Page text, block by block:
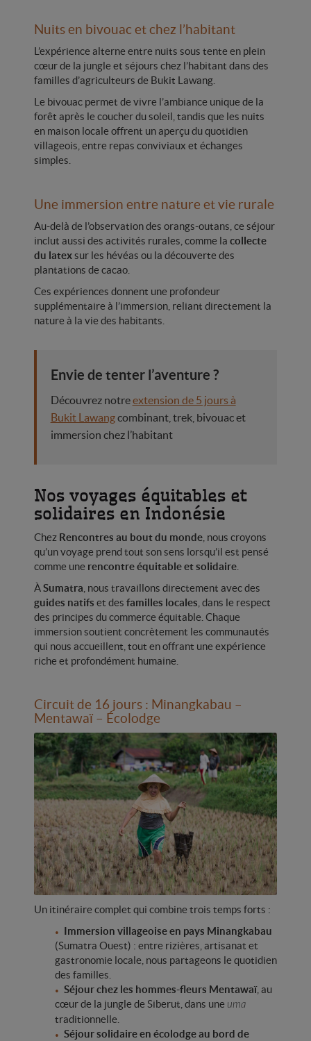
Nuits en bivouac et chez l’habitant
L’expérience alterne entre nuits sous tente en plein
cœur de la jungle et séjours chez l’habitant dans des
familles d’agriculteurs de Bukit Lawang.
Le bivouac permet de vivre l’ambiance unique de la
forêt après le coucher du soleil, tandis que les nuits
en maison locale offrent un aperçu du quotidien
villageois, entre repas conviviaux et échanges
simples.
Une immersion entre nature et vie rurale
Au-delà de l’observation des orangs-outans, ce séjour
inclut aussi des activités rurales, comme la collecte
du latexsur les hévéas ou la découverte des
plantations de cacao.
Ces expériences donnent une profondeur
supplémentaire à l’immersion, reliant directement la
nature à la vie des habitants.
Envie de tenter l’aventure ?
Découvrez notreextension de 5 jours à
Bukit Lawangcombinant, trek, bivouac et
immersion chez l’habitant
Nos voyages équitables et
solidaires en Indonésie
Chez Rencontres au bout du monde, nous croyons
qu’un voyage prend tout son sens lorsqu’il est pensé
comme une rencontre équitable et solidaire.
ÀSumatra , nous travaillons directement avec des
guides natifs et des familles locales , dans le respect
des principes du commerce équitable. Chaque
immersion soutient concrètement les communautés
qui nous accueillent, tout en offrant une expérience
riche et profondément humaine.
Circuit de 16 jours : Minangkabau –
Mentawaï – Écolodge
Un itinéraire complet qui combine trois temps forts :
Immersion villageoise en pays Minangkabau
(Sumatra Ouest) : entre rizières, artisanat et
gastronomie locale, nous partageons le quotidien
des familles.
Séjour chez les hommes-fleurs Mentawaï, au
cœur de la jungle de Siberut, dans une uma
traditionnelle.
Séjour solidaire en écolodge au bord de